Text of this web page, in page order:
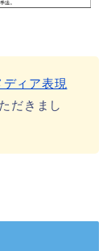
ィア表現
だきまし